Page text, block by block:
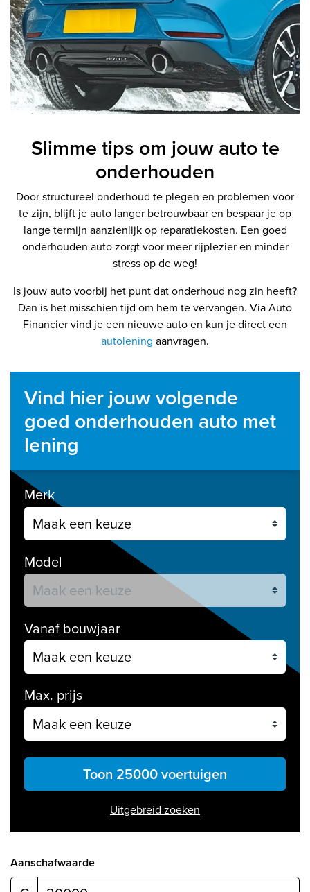
Slimme tips om jouw auto te
onderhouden
Door structureel onderhoud te plegen en problemen voor
te zijn, blijft je auto langer betrouwbaar en bespaar je op
lange termijn aanzienlijk op reparatiekosten. Een goed
onderhouden auto zorgt voor meer rijplezier en minder
stress op de weg!
Is jouw auto voorbij het punt dat onderhoud nog zin heeft?
Dan is het misschien tijd om hem te vervangen. Via Auto
Financier vind je een nieuwe auto en kun je direct een
autolening aanvragen.
Vind hier jouw volgende
goed onderhouden auto met
lening
Merk
Model
Vanaf bouwjaar
Max. prijs
Toon 25000 voertuigen
Uitgebreid zoeken
Aanschafwaarde